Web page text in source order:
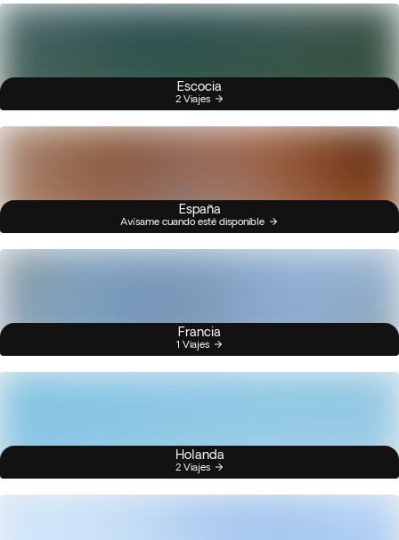
Escocia
2 Viajes
España
Avísame cuando esté disponible
Francia
1 Viajes
Holanda
2 Viajes